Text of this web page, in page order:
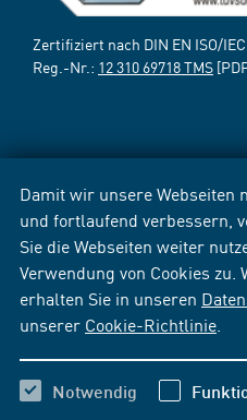
Damit wir unsere
und fortlaufend verbessern,
Sie die Webseiten weiter
Verwendung von Cookies zu.
erhalten Sie in unseren
unserer Cookie-Richtlinie
Notwendig
Zertifiziert nach DIN EN ISO/
Reg.-Nr.: 12 310 69718 TMS